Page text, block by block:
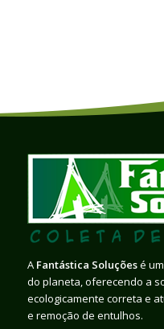
A Fantástica Soluçõesé
do planeta, oferecendo a
ecologicamente correta e
e remoção de entulhos.